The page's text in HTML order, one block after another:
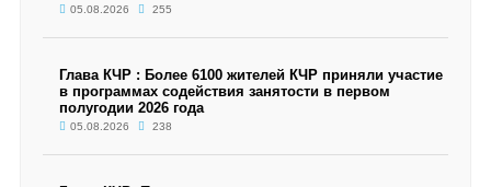
05.08.2026 255
Глава КЧР : Более 6100 жителей КЧР приняли участие
в программах содействия занятости в первом
полугодии 2026 года
05.08.2026 238